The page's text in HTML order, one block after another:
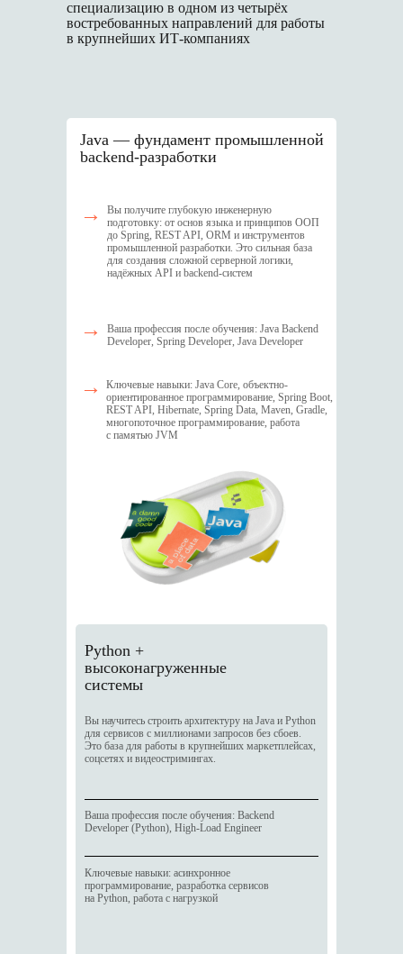
специализацию в одном из четырёх
востребованных направлений для работы
в крупнейших ИТ-компаниях
Вы получите глубокую инженерную
подготовку: от основ языка и принципов ООП
до Spring, REST API, ORM и инструментов
промышленной разработки. Это сильная база
для создания сложной серверной логики,
надёжных API и backend-систем
J ava — фундамент промышленной
backend-разработки
→
Ваша профессия после обучения: Java Backend
Developer, Spring Developer, Java Developer
→
Ключевые навыки: Java Core, объектно-
ориентированное программирование, Spring Boot,
REST API, Hibernate, Spring Data, Maven, Gradle,
многопоточное программирование, работа
с памятью JVM
→
Вы научитесь строить архитектуру на Java и Python
для сервисов с миллионами запросов без сбоев.
Это база для работы в крупнейших маркетплейсах,
соцсетях и видеостримингах.
Ваша профессия после обучения: Backend
Developer (Python), High-Load Engineer
Ключевые навыки: асинхронное
программирование, разработка сервисов
на Python, работа с нагрузкой
Python +
высоконагруженные
системы